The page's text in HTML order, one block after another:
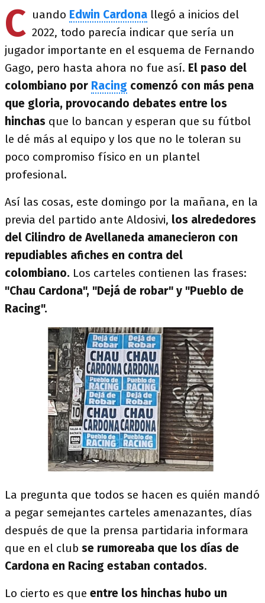
C uando Edwin Cardona llegó a inicios del
2022, todo parecía indicar que sería un
jugador importante en el esquema de Fernando
Gago, pero hasta ahora no fue así. El paso del
colombiano por Racing comenzó con más pena
que gloria, provocando debates entre los
hinchas que lo bancan y esperan que su fútbol
le dé más al equipo y los que no le toleran su
poco compromiso físico en un plantel
profesional.
Así las cosas, este domingo por la mañana, en la
previa del partido ante Aldosivi, los alrededores
del Cilindro de Avellaneda amanecieron con
repudiables afiches en contra del
colombiano. Los carteles contienen las frases:
"Chau Cardona", "Dejá de robar" y "Pueblo de
Racing".
La pregunta que todos se hacen es quién mandó
a pegar semejantes carteles amenazantes, días
después de que la prensa partidaria informara
que en el club se rumoreaba que los días de
Cardona en Racing estaban contados.
Lo cierto es que entre los hinchas hubo un